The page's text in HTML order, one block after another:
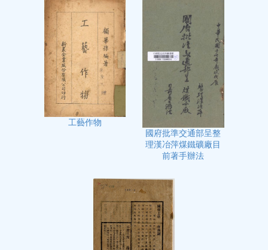
工藝作物
國府批準交通部呈整
理漢冶萍煤鐵礦廠目
前著手辦法